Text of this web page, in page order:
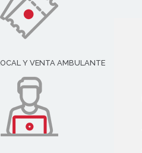
Y VENTA AMBULANTE